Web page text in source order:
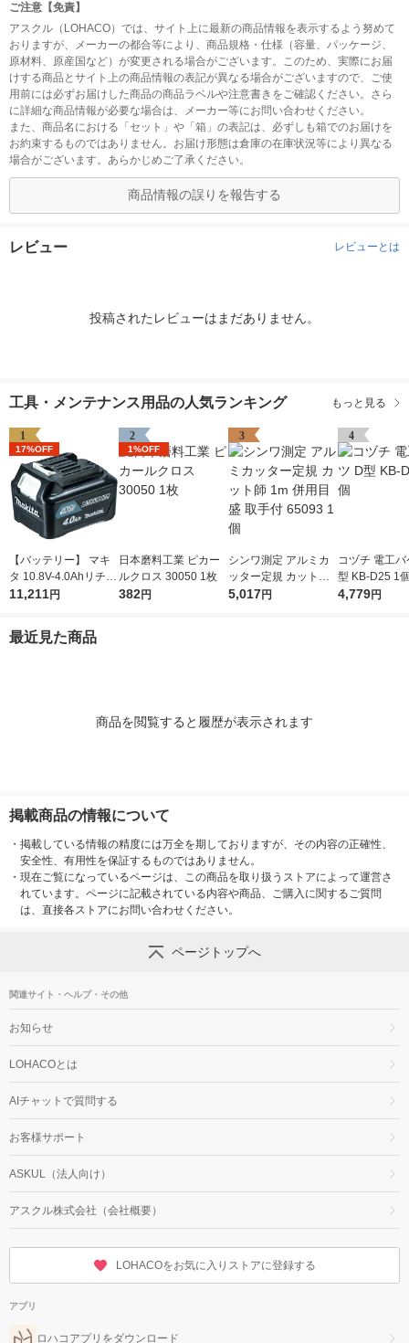
ご注意【免責】
アスクル（LOHACO）では、サイト上に最新の商品情報を表示するよう努めて
おりますが、メーカーの都合等により、商品規格・仕様（容量、パッケージ、
原材料、原産国など）が変更される場合がございます。このため、実際にお届
けする商品とサイト上の商品情報の表記が異なる場合がございますので、ご使
用前には必ずお届けした商品の商品ラベルや注意書きをご確認ください。さら
に詳細な商品情報が必要な場合は、メーカー等にお問い合わせください。
また、商品名における「セット」や「箱」の表記は、必ずしも箱でのお届けを
お約束するものではありません。お届け形態は倉庫の在庫状況等により異なる
場合がございます。あらかじめご了承ください。
商品情報の誤りを報告する
レビュー レビューとは
投稿されたレビューはまだありません。
工具・メンテナンス用品の人気ランキング もっと見る
1
17%OFF
【バッテリー】 マキ
タ 10.8V-4.0Ahリチウ
ムイオンバッテリ A-5
11,211円
2
1%OFF
日本磨料工業 ピカー
ルクロス 30050 1枚
382円
3
シンワ測定 アルミカ
ッター定規 カット師
1m 併用目盛 取手付 6
5,017円
4
コヅチ 電工
型 KB-D25 1
4,779円
最近見た商品
商品を閲覧すると履歴が表示されます
掲載商品の情報について
・ 掲載している情報の精度には万全を期しておりますが、その内容の正確性、
安全性、有用性を保証するものではありません。
・ 現在ご覧になっているページは、この商品を取り扱うストアによって運営さ
れています。ページに記載されている内容や商品、ご購入に関するご質問
は、直接各ストアにお問い合わせください。
ページトップへ
関連サイト・ヘルプ・その他
お知らせ
LOHACOとは
AIチャットで質問する
お客様サポート
ASKUL（法人向け）
アスクル株式会社（会社概要）
LOHACOをお気に入りストアに登録する
アプリ
ロハコアプリをダウンロード